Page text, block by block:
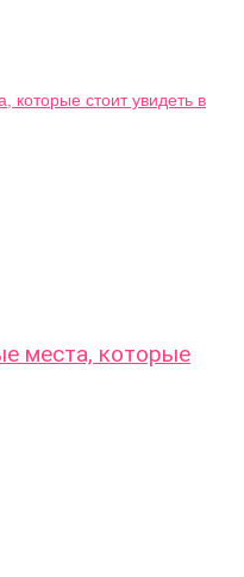
места, которые